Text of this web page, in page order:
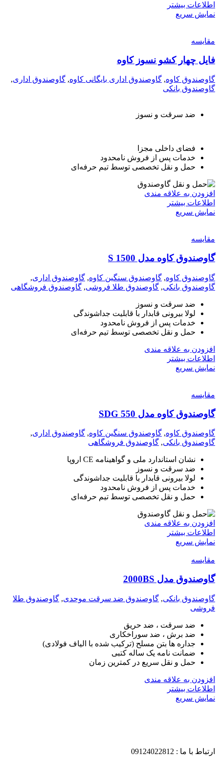
اطلاعات بیشتر
نمایش سریع
مقايسه
فایل چهار کشو نسوز کاوه
گاوصندوق کاوه, گاوصندوق اداری بایگانی کاوه, گاوصندوق اداری,
گاوصندوق بانکی
ضد سرقت و نسوز
فضای داخلی مجزا
خدمات پس از فروش نامحدود
حمل و نقل تخصصی توسط تیم حرفه‌ای
افزودن به علاقه مندی
اطلاعات بیشتر
نمایش سریع
مقايسه
گاوصندوق کاوه مدل 1500 S
گاوصندوق کاوه, گاوصندوق سنگین کاوه, گاوصندوق اداری,
گاوصندوق بانکی, گاوصندوق طلا فروشی, گاوصندوق فروشگاهی
ضد سرقت و نسوز
لولا بیرونی قابدار با قابلیت جداشوندگی
خدمات پس از فروش نامحدود
حمل و نقل تخصصی توسط تیم حرفه‌ای
افزودن به علاقه مندی
اطلاعات بیشتر
نمایش سریع
مقايسه
گاوصندوق کاوه مدل 550 SDG
گاوصندوق کاوه, گاوصندوق سنگین کاوه, گاوصندوق اداری,
گاوصندوق بانکی, گاوصندوق فروشگاهی
نشان استاندارد ملی و گواهینامه CE اروپا
ضد سرقت و نسوز
لولا بیرونی قابدار با قابلیت جداشوندگی
خدمات پس از فروش نامحدود
حمل و نقل تخصصی توسط تیم حرفه‌ای
افزودن به علاقه مندی
اطلاعات بیشتر
نمایش سریع
مقايسه
گاوصندوق مدل 2000BS
گاوصندوق بانکی, گاوصندوق ضد سرقت موحدی, گاوصندوق طلا
فروشی
ضد سرقت ، ضد حریق
ضد برش ، ضد سوراخکاری
جداره ها بتن مسلح (ترکیب شده با الیاف فولادی)
ضمانت نامه یک ساله کتبی
حمل و نقل سریع در کمترین زمان
افزودن به علاقه مندی
اطلاعات بیشتر
نمایش سریع
ارتباط با ما : 09124022812